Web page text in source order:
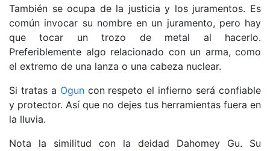
También se ocupa de la justicia y los juramentos. Es
común invocar su nombre en un juramento, pero hay
que tocar un trozo de metal al hacerlo.
Preferiblemente algo relacionado con un arma, como
el extremo de una lanza o una cabeza nuclear.
Si tratas a Oguncon respeto el infierno será confiable
y protector. Así que no dejes tus herramientas fuera en
la lluvia.
Nota la similitud con la deidad Dahomey Gu. Su